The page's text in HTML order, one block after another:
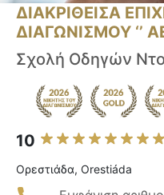
ΔΙΑΚΡΙΘΕΙΣΑ
ΔΙΑΓΩΝΙΣΜΟΥ ‘’
Σχολή Οδηγών
10
Ορεστιάδα, Orestiáda